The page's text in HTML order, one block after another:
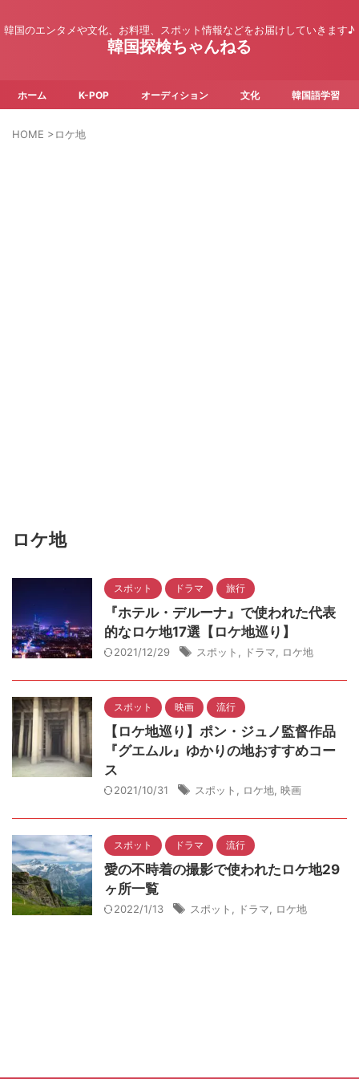
韓国のエンタメや文化、お料理、スポット情報などをお届けしていきます♪
韓国探検ちゃんねる
ホーム K-POP オーディション 文化 韓国語学習
HOME >ロケ地
ロケ地
スポット ドラマ 旅行
『ホテル・デルーナ』で使われた代表
的なロケ地17選【ロケ地巡り】
2021/12/29 スポット ドラマ ロケ地
スポット 映画 流行
【ロケ地巡り】ポン・ジュノ監督作品
『グエムル』ゆかりの地おすすめコー
ス
2021/10/31 スポット ロケ地 映画
スポット ドラマ 流行
愛の不時着の撮影で使われたロケ地29
ヶ所一覧
2022/1/13 スポット ドラマ ロケ地